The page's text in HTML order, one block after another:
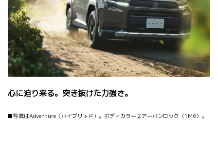
心に迫り来る。突き抜けた力強さ。
■写真はAdventure（ハイブリッド）。ボディカラーはアーバンロック〈1M6〉。